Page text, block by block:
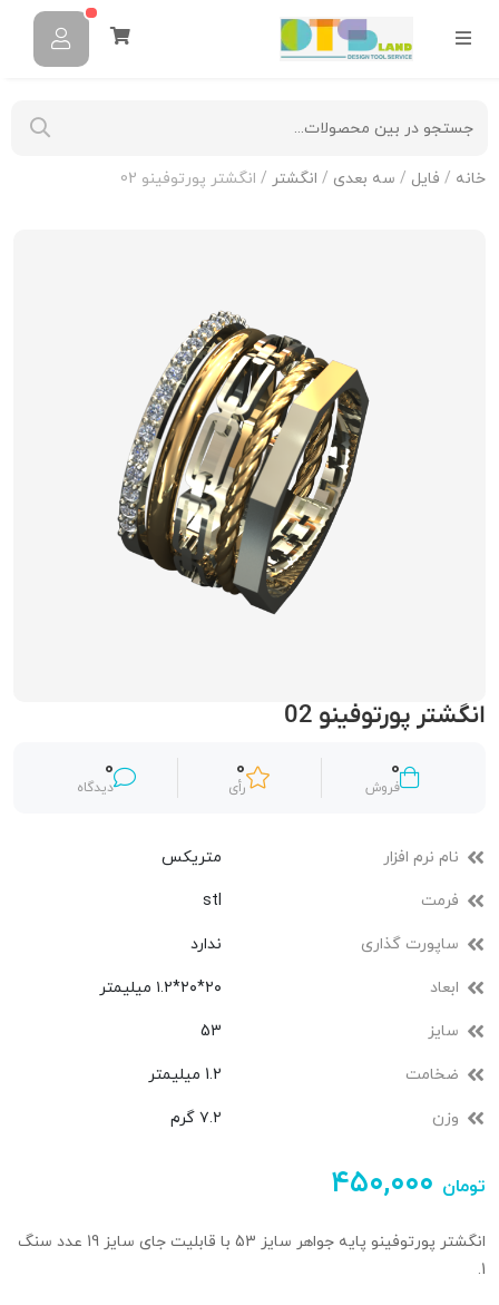
خانه / فایل / سه بعدی / انگشتر / انگشتر پورتوفینو 02
انگشتر پورتوفینو 02
0
فروش
0
رأی
0
دیدگاه
نام نرم افزار متریکس
فرمت stl
ساپورت گذاری ندارد
ابعاد ۲۰*۲۰*۱.۲ میلیمتر
سایز 53
ضخامت 1.2 میلیمتر
وزن ۷.۲ گرم
۴۵۰,۰۰۰ تومان
انگشتر پورتوفینو پایه جواهر سایز 53 با قابلیت جای سایز 19 عدد سنگ
1.